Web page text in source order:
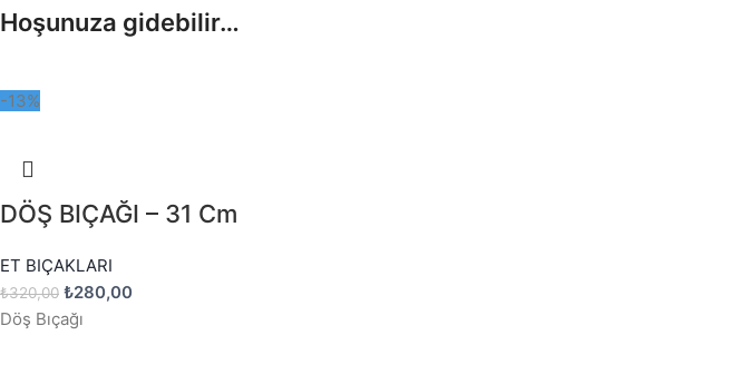
Hoşunuza gidebilir…
-13%
DÖŞ BIÇAĞI – 31 Cm
ET BIÇAKLARI
₺320,00 ₺280,00
Döş Bıçağı